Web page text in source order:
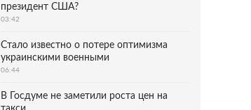
президент США?
03:42
Стало известно о потере оптимизма
украинскими военными
06:44
В Госдуме не заметили роста цен на